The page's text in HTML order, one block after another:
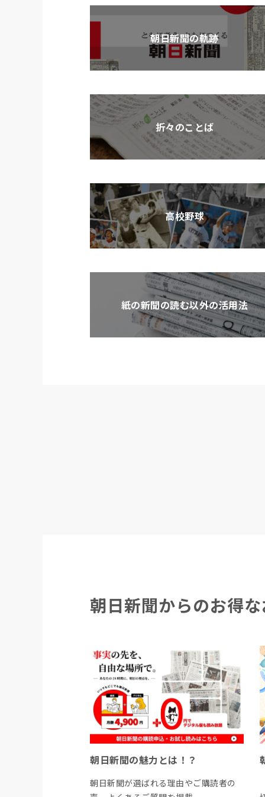
朝日新聞の軌跡
折々のことば
高校野球
紙の新聞の読む以外の活用法
朝日新聞からのお得
朝日新聞の魅力とは！？
朝日新聞が選ばれる理由やご購読者の